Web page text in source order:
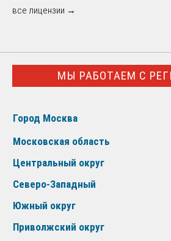
все лицензии →
МЫ РАБОТАЕМ С
Город Москва
Московская область
Центральный округ
Северо-Западный
Южный округ
Приволжский округ